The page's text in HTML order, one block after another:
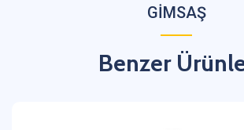
GİMSAŞ
Benzer